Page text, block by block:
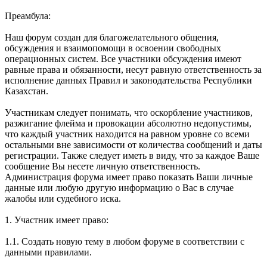
Преамбула:
Наш форум создан для благожелательного общения,
обсуждения и взаимопомощи в освоении свободных
операционных систем. Все участники обсуждения имеют
равные права и обязанности, несут равную ответственность за
исполнение данных Правил и законодательства Республики
Казахстан.
Участникам следует понимать, что оскорбление участников,
разжигание флейма и провокации абсолютно недопустимы,
что каждый участник находится на равном уровне со всеми
остальными вне зависимости от количества сообщений и даты
регистрации. Также следует иметь в виду, что за каждое Ваше
сообщение Вы несете личную ответственность.
Администрация форума имеет право показать Ваши личные
данные или любую другую информацию о Вас в случае
жалобы или судебного иска.
1. Участник имеет право:
1.1. Создать новую тему в любом форуме в соответствии с
данными правилами.